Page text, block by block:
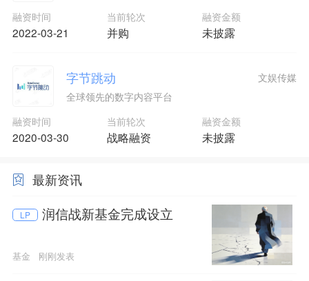
融资时间
2022-03-21
当前轮次
并购
融资金额
未披露
字节跳动
全球领先的数字内容平台
文娱传媒
融资时间
2020-03-30
当前轮次
战略融资
融资金额
未披露
最新资讯
LP 润信战新基金完成设立
基金 刚刚发表